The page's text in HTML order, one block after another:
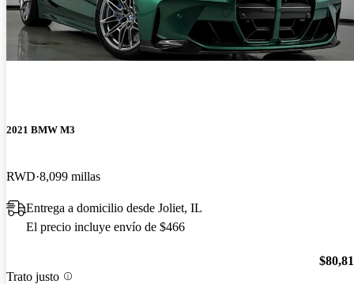
2021 BMW M3
RWD 8,099 millas
Entrega a domicilio desde Joliet, IL
El precio incluye envío de $466
Trato justo